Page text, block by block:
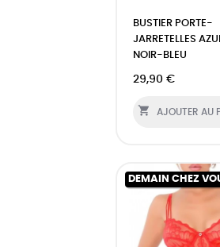
BUSTIER PORTE-
JARRETELLES
NOIR-BLEU
29,90 €
 AJOUTER AU
DEMAIN CHEZ